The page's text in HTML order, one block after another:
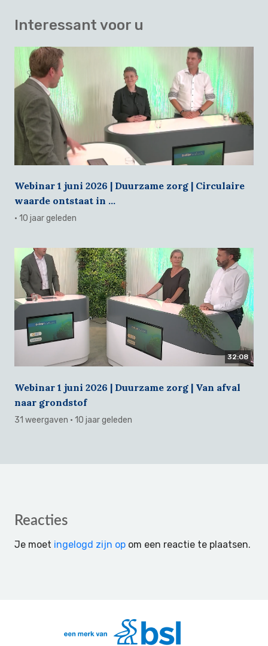
Interessant voor u
Webinar 1 juni 2026 | Duurzame zorg | Circulaire
waarde ontstaat in ...
· 10 jaar geleden
32:08
Webinar 1 juni 2026 | Duurzame zorg | Van afval
naar grondstof
31 weergaven · 10 jaar geleden
Reader
Reacties
Je moet ingelogd zijn op om een reactie te plaatsen.